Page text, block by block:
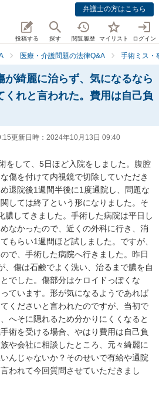
弁護士の方はこちら
投稿する 探す 閲覧履歴 マイリスト ログイン
医療・介護問題の法律Q&A 手術ミス・
が綺麗に治らず、気になるなら
くれと言われた。費用は自己負
更新日時： 2024年10月13日 09:40
をして、5日ほど入院をしました。腹腔
傷を付けて内視鏡で切除していただき
退院後1週間半後に1度通院し、問題な
しては終了という形になりました。そ
膿してきました。手術した病院は平日し
なかったので、近くの外科に行き、消
もらい1週間ほど試しました。ですが、
で、手術した病院へ行きました。昨日
、傷は石鹸でよく洗い、治るまで膿を自
でした。傷部分はケロイドっぽくな
ています。形が気になるようであれば
くださいと言われたのですが、当初で
へそに隠れるため分かりにくくなると
術を受ける場合、やはり費用は自己負
や会社に相談したところ、元々綺麗に
んじゃないか？そのせいで有給や通院
われて今回質問させていただきまし